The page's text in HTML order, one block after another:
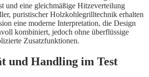
und eine gleichmäßige Hitzeverteilung
puristischer Holzkohlegrilltechnik erhalten
eine moderne Interpretation, die Design
kombiniert, jedoch ohne überflüssige
Zusatzfunktionen.
und Handling im Test